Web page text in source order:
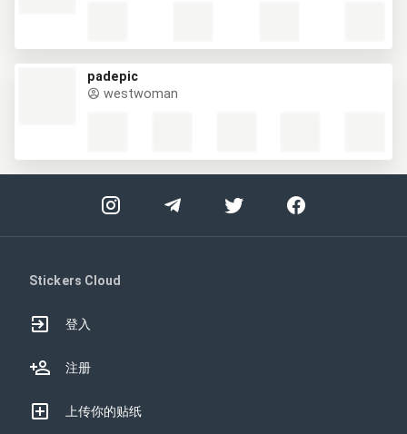
padepic
westwoman
Stickers Cloud
登入
注册
上传你的贴纸